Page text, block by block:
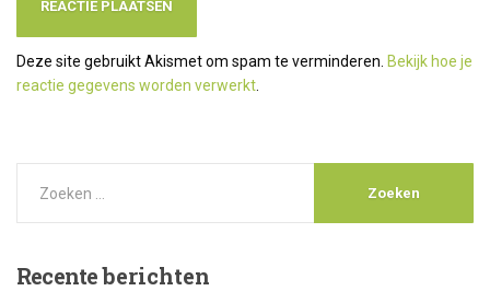
Deze site gebruikt Akismet om spam te verminderen. Bekijk hoe je
reactie gegevens worden verwerkt
Recenteberichten